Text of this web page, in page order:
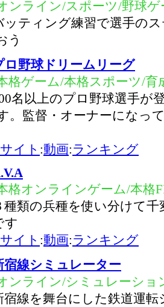
ンライン/スポーツ/野球ゲ
ッティング練習で選手の
う
ロ野球ドリームリーグ
格ゲーム/本格スポーツ/育
名以上のプロ野球選手が
。監督・オーナーになっ
イト :動画:ランキング
格オンラインゲーム/本格
種類の兵種を使い分けて
す
イト :動画:ランキング
宿線シミュレーター
ンライン/シミュレーショ
宿線を舞台にした鉄道運